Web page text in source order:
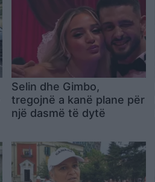
Selin dhe Gimbo,
tregojnë a kanë plane për
një dasmë të dytë